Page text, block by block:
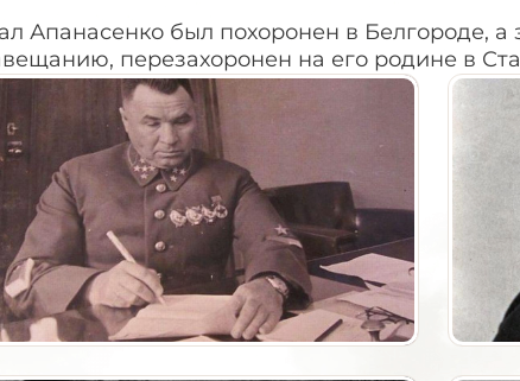
Апанасенко был похоронен в Белгороде,
перезахоронен на его родине в